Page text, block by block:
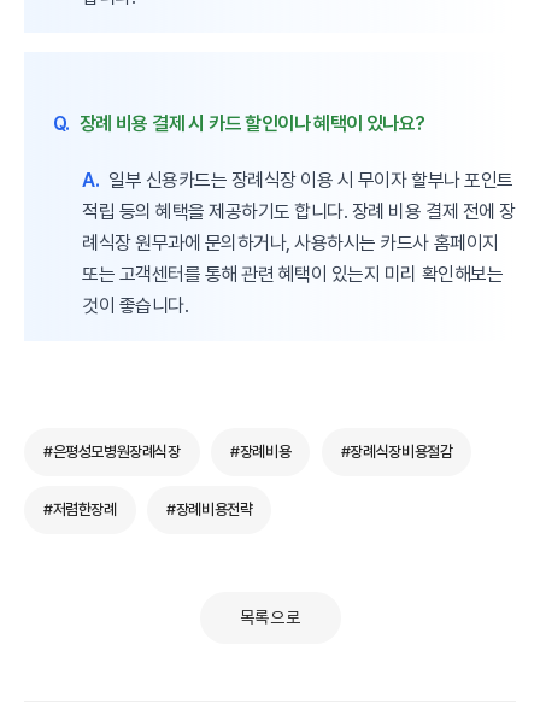
Q. 장례 비용 결제 시 카드 할인이나 혜택이 있나요?
A. 일부 신용카드는 장례식장 이용 시 무이자 할부나 포인트
적립 등의 혜택을 제공하기도 합니다. 장례 비용 결제 전에 장
례식장 원무과에 문의하거나, 사용하시는 카드사 홈페이지
또는 고객센터를 통해 관련 혜택이 있는지 미리 확인해보는
것이 좋습니다.
#은평성모병원장례식장 #장례비용 #장례식장비용절감
#저렴한장례 #장례비용전략
목록으로